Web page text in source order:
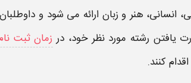
انسانی، هنر و زبان ارائه می شود و
یافتن رشته مورد نظر خود، در زمان ثبت
کنند.